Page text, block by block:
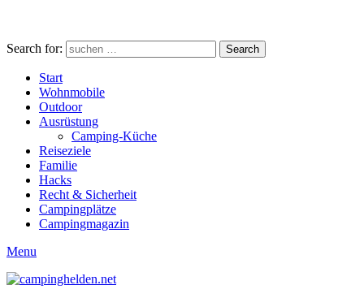
Search for: Search
Start
Wohnmobile
Outdoor
Ausrüstung
Camping-Küche
Reiseziele
Familie
Hacks
Recht & Sicherheit
Campingplätze
Campingmagazin
Menu